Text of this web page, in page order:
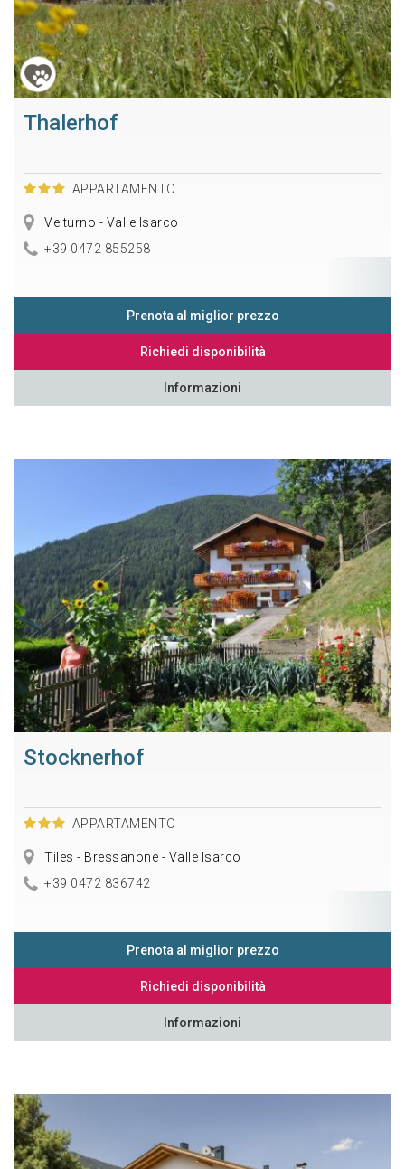
Thalerhof
APPARTAMENTO
Velturno - Valle Isarco
+39 0472 855258
Prenota al miglior prezzo
Richiedi disponibilità
Informazioni
Stocknerhof
APPARTAMENTO
Tiles - Bressanone - Valle Isarco
+39 0472 836742
Prenota al miglior prezzo
Richiedi disponibilità
Informazioni